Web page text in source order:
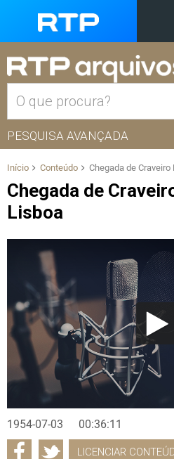
PESQUISA AVANÇADA
Início Conteúdo Chegada de
Chegada de
Lisboa
1954-07-03 00:36:11
LICENCIAR